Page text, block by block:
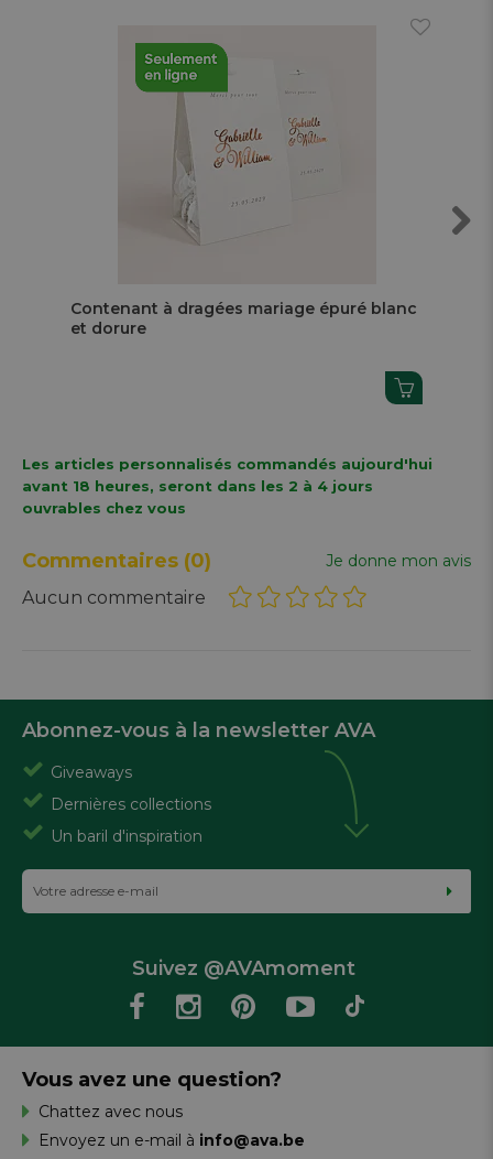
Contenant à dragées mariage épuré blanc
et dorure
Les articles personnalisés commandés aujourd'hui
avant 18 heures, seront dans les 2 à 4 jours
ouvrables chez vous
Commentaires (0) Je donne mon avis
Aucun commentaire
Abonnez-vous à la newsletter AVA
Giveaways
Dernières collections
Un baril d'inspiration
Suivez @AVAmoment
Vous avez une question?
Chattez avec nous
Envoyez un e-mail à info@ava.be